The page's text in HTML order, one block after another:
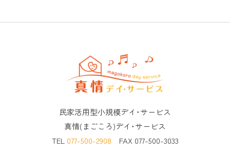
民家活用型小規模デイ･サービス
真情(まごころ)デイ･サービス
TEL 077-500-2908 FAX 077-500-3033